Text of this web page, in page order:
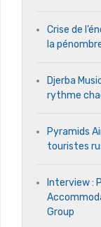
Crise de
la
Djerba
rythme
Pyramids
touristes
Interview :
Group